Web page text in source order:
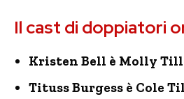
Il cast di doppiatori
Kristen Bell è Molly
Tituss Burgess è Cole